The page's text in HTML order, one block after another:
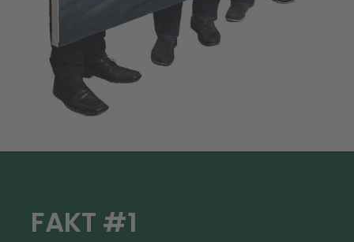
FAKT #1